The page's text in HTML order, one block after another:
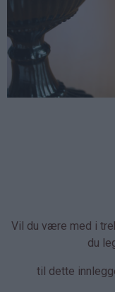
Vil du være med i
du
til dette